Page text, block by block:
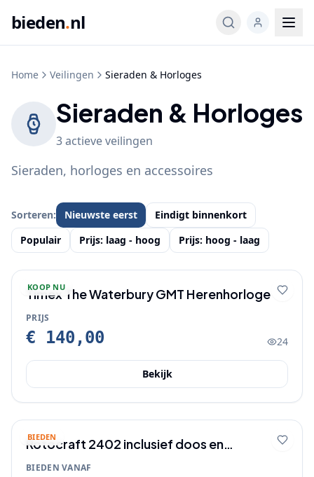
bieden.nl
Home Veilingen Sieraden & Horloges
Sieraden & Horloges
3actieveveilingen
Sieraden, horloges en accessoires
Sorteren: Nieuwste eerst
Eindigt binnenkort
Populair
Prijs: laag - hoog Prijs: hoog - laag
KOOP NU
Timex The Waterbury GMT Herenhorloge
PRIJS
€ 140,00 24
Bekijk
BIEDEN
Rotocraft 2402 inclusief doos en
certificaat
BIEDEN VANAF